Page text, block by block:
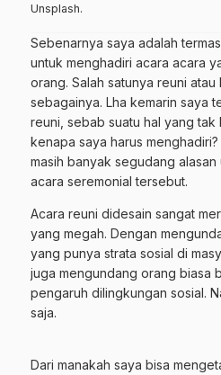
Unsplash.
Sebenarnya saya adalah
untuk menghadiri acara acara
orang. Salah satunya reuni atau
sebagainya. Lha kemarin saya
reuni, sebab suatu hal yang tak
kenapa saya harus
masih banyak segudang alasan
acara seremonial tersebut.
Acara reuni didesain sangat
yang megah. Dengan
yang punya strata sosial di
juga mengundang orang biasa
pengaruh dilingkungan sosial.
saja.
Dari manakah saya bisa